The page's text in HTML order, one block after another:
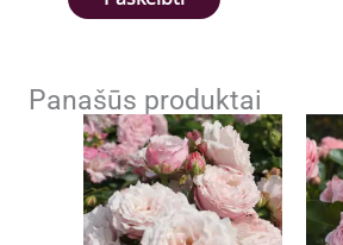
Panašūs produktai